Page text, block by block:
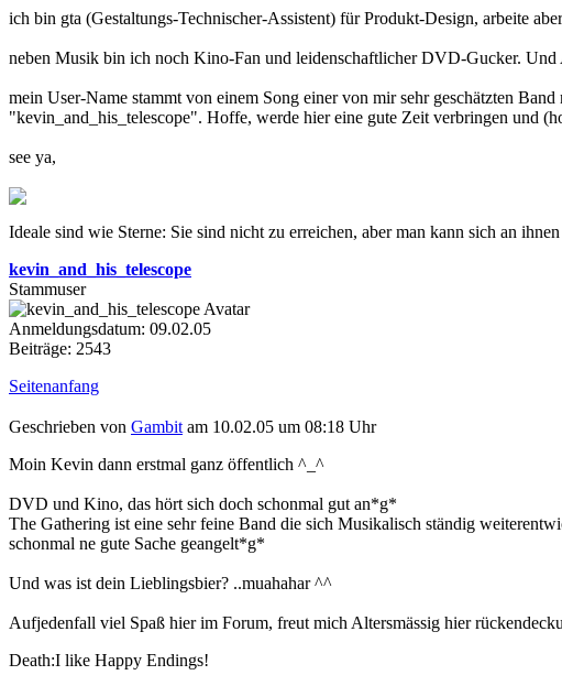
ich bin gta (Gestaltungs-Technischer-Assistent) für Produkt-Design, arbeite
neben Musik bin ich noch Kino-Fan und leidenschaftlicher DVD-Gucker. Und
mein User-Name stammt von einem Song einer von mir sehr geschätzten
"kevin_and_his_telescope". Hoffe, werde hier eine gute Zeit verbringen und
see ya,
Ideale sind wie Sterne: Sie sind nicht zu erreichen, aber man kann sich an
kevin_and_his_telescope
Stammuser
Anmeldungsdatum: 09.02.05
Beiträge: 2543
Seitenanfang
Geschrieben von Gambit am 10.02.05 um 08:18 Uhr
Moin Kevin dann erstmal ganz öffentlich ^_^
DVD und Kino, das hört sich doch schonmal gut an*g*
The Gathering ist eine sehr feine Band die sich Musikalisch ständig
schonmal ne gute Sache geangelt*g*
Und was ist dein Lieblingsbier? ..muahahar ^^
Aufjedenfall viel Spaß hier im Forum, freut mich Altersmässig hier
Death:I like Happy Endings!